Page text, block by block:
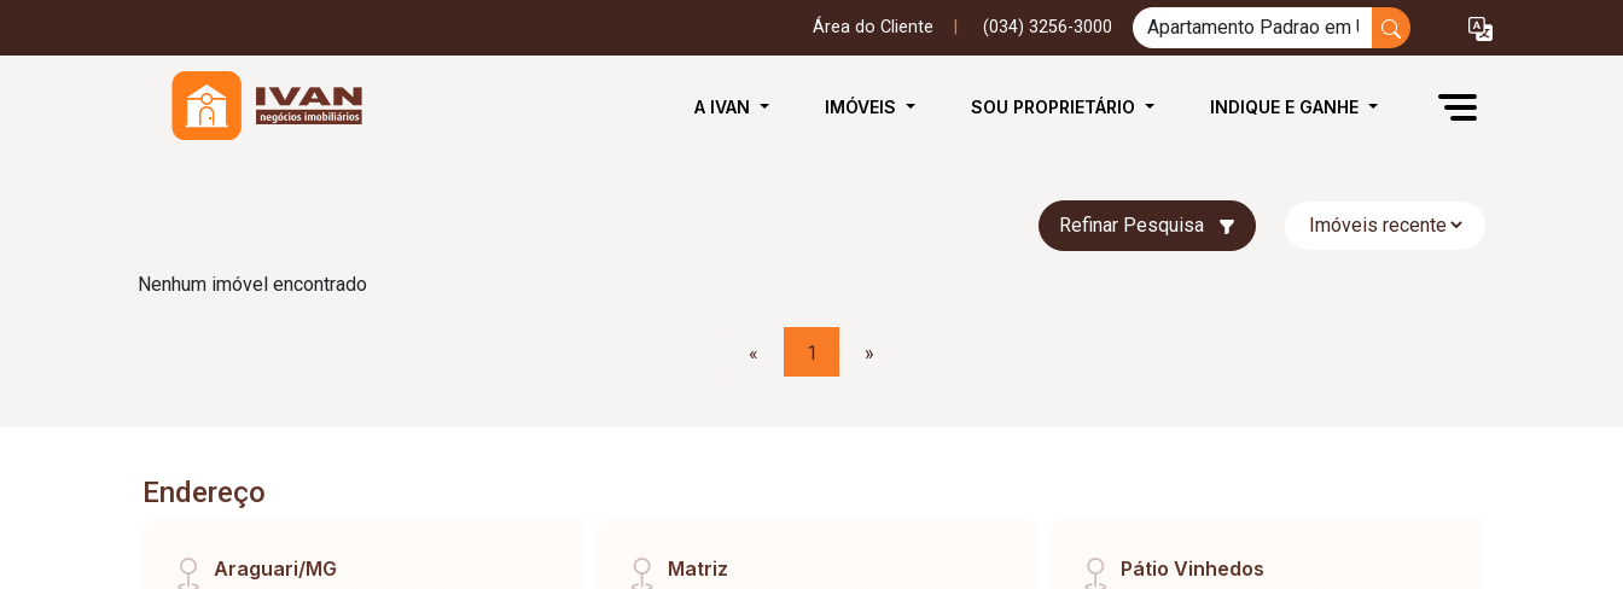
Área do Cliente (034) 3256-3000
A IVAN IMÓVEIS SOU PROPRIETÁRIO INDIQUE E GANHE
Refinar Pesquisa
Nenhum imóvel encontrado
« 1 »
Endereço
Araguari/MG Matriz Pátio Vinhedos